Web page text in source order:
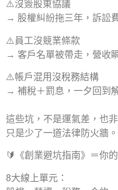
⚠️沒簽股東協議
→ 股權糾紛拖三年，訴訟
⚠️員工沒競業條款
→ 客戶名單被帶走，營收
⚠️帳戶混用沒稅務結構
→ 補稅＋罰息，一夕回到
這些坑，不是運氣差，也非
只是少了一道法律防火牆。
🔰《創業避坑指南》＝你
8大線上單元：